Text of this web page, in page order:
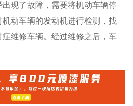
现了故障，需要将机动车辆停
动车辆的发动机进行检测，找
维修车辆。经过维修之后，车